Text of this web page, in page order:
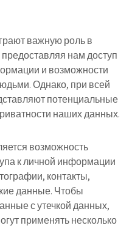
важную роль в
нам доступ
и возможности
Однако, при всей
потенциальные
наших данных.
возможность
к личной информации
контакты,
данные. Чтобы
с утечкой данных,
применять несколько